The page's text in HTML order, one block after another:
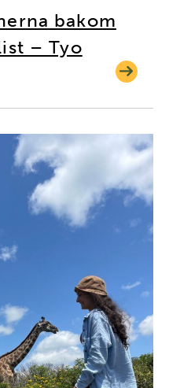
bakom
– Tyo